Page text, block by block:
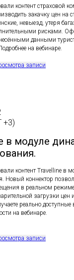
контент страховой
закачку цен на
невыезд, утеря
рисками.
данными
на вебинаре.
записи
+3)
в модуле
контент Travelline в
Новый коннектор
в реальном
загрузки цен
реально
на вебинаре.
записи